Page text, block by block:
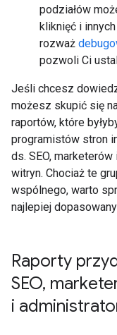
podziałów
kliknięć i
rozważ
pozwoli Ci
Jeśli chcesz
możesz skupić się
raportów, które
programistów stron
ds. SEO,
witryn. Chociaż te
wspólnego, warto
najlepiej
Raporty
SEO,
i